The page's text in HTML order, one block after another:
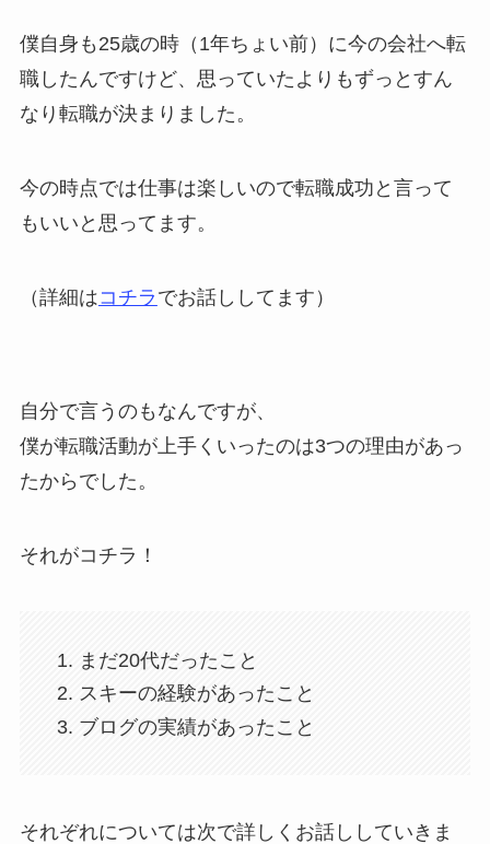
僕自身も25歳の時（1年ちょい前）に今の会社へ転
職したんですけど、思っていたよりもずっとすん
なり転職が決まりました。
今の時点では仕事は楽しいので転職成功と言って
もいいと思ってます。
（詳細はコチラ でお話ししてます）
自分で言うのもなんですが、
僕が転職活動が上手くいったのは3つの理由があっ
たからでした。
それがコチラ！
まだ20代だったこと
スキーの経験があったこと
ブログの実績があったこと
それぞれについては次で詳しくお話ししていきま